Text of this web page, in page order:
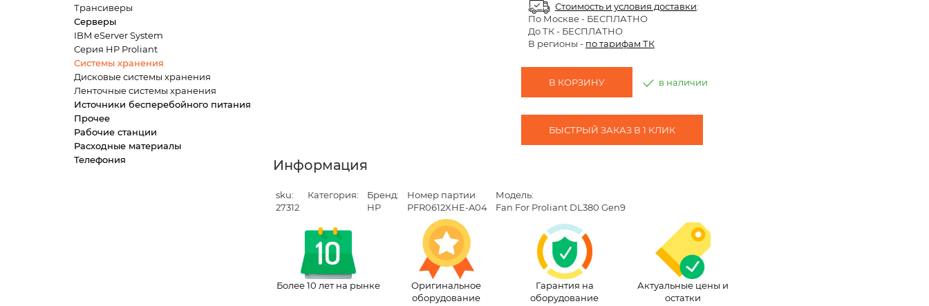
Трансиверы
Серверы
IBM eServer System
Серия HP Proliant
Системы хранения
Дисковые системы хранения
Ленточные системы хранения
Источники бесперебойного питания
Прочее
Рабочие станции
Расходные материалы
Телефония
Стоимость и условия доставки:
По Москве- БЕСПЛАТНО
До ТК - БЕСПЛАТНО
В регионы - по тарифам ТК
В КОРЗИНУ в наличии
БЫСТРЫЙ ЗАКАЗ В 1 КЛИК
Информация
sku:
27312
Категория:
Бренд:
HP
Номер партии
PFR0612XHE-A04
Модель:
Fan For Proliant DL380 Gen9
Более 10 лет на рынке
Оригинальное
оборудование
Гарантия на
оборудование
Актуальные цены и
остатки